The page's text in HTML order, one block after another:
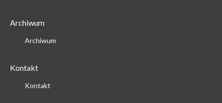
Archiwum
Archiwum
Kontakt
Kontakt